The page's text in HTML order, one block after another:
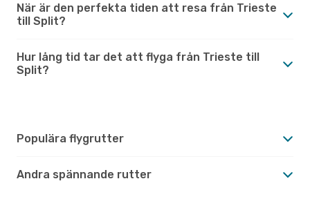
När är den perfekta tiden att resa från Trieste
till Split?
Hur lång tid tar det att flyga från Trieste till
Split?
Populära flygrutter
Andra spännande rutter